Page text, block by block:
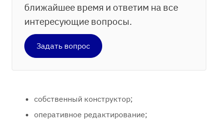
ближайшее время и ответим на все
интересующие вопросы.
Задать вопрос
собственный конструктор;
оперативное редактирование;